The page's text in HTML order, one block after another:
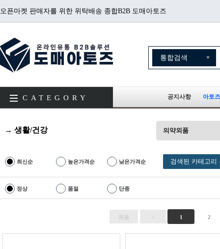
오픈마켓 판매자를 위한 위탁배송 종합B2B 도매아토즈
CATEGORY 공지사항 아토
→ 생활/건강 의약외품
최신순 높은가격순 낮은가격순 검색된 카테고리
정상 품절 단종
처음 < 1 2